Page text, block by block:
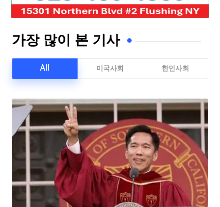
가장 많이 본 기사
All 미국사회 한인사회